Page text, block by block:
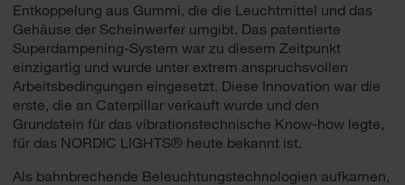
Entkoppelung aus Gummi, die die Leuchtmittel und das
Gehäuse der Scheinwerfer umgibt. Das patentierte
Superdampening-System war zu diesem Zeitpunkt
einzigartig und wurde unter extrem anspruchsvollen
Arbeitsbedingungen eingesetzt. Diese Innovation war die
erste, die an Caterpillar verkauft wurde und den
Grundstein für das vibrationstechnische Know-how legte,
für das NORDIC LIGHTS® heute bekannt ist.
Als bahnbrechende Beleuchtungstechnologien aufkamen,